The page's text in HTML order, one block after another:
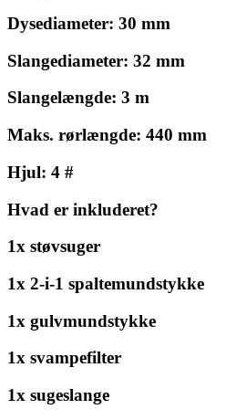
Dysediameter: 30 mm
Slangediameter: 32 mm
Slangelængde: 3 m
Maks. rørlængde: 440 mm
Hjul: 4 #
Hvad er inkluderet?
1x støvsuger
1x 2-i-1 spaltemundstykke
1x gulvmundstykke
1x svampefilter
1x sugeslange